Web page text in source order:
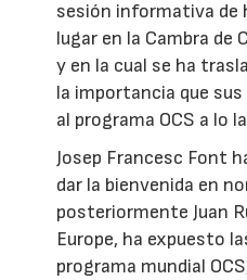
sesión informativa de
lugar en la Cambra de
y en la cual se ha
la importancia que
al programa OCS a lo
Josep Francesc Font
dar la bienvenida en
posteriormente Juan
Europe, ha expuesto
programa mundial